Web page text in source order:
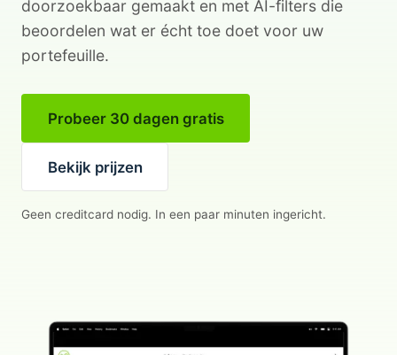
doorzoekbaar gemaakt en met AI-filters die
beoordelen wat er écht toe doet voor uw
portefeuille.
Probeer 30 dagen gratis
Bekijk prijzen
Geen creditcard nodig. In een paar minuten ingericht.